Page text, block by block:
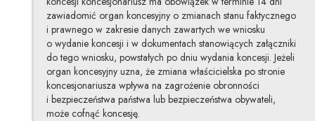
zawiadomić organ koncesyjny o zmianach stanu faktycznego
i prawnego w zakresie danych zawartych we wniosku
o wydanie koncesji i w dokumentach stanowiących załączniki
do tego wniosku, powstałych po dniu wydania koncesji. Jeżeli
organ koncesyjny uzna, że zmiana właścicielska po stronie
koncesjonariusza wpływa na zagrożenie obronności
i bezpieczeństwa państwa lub bezpieczeństwa obywateli,
może cofnąć koncesję.